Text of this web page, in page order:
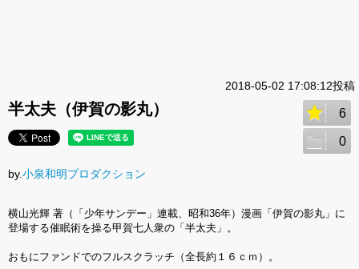
2018-05-02 17:08:12投稿
半太夫（伊賀の影丸） 6
0
by.小泉和明プロダクション
横山光輝 著（「少年サンデー」連載、昭和36年）漫画「伊賀の影丸」に
登場する催眠術を操る甲賀七人衆の「半太夫」。
おもにファンドでのフルスクラッチ（全長約１６ｃｍ）。